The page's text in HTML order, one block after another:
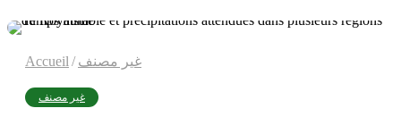
Accueil / غير مصنف
غير مصنف